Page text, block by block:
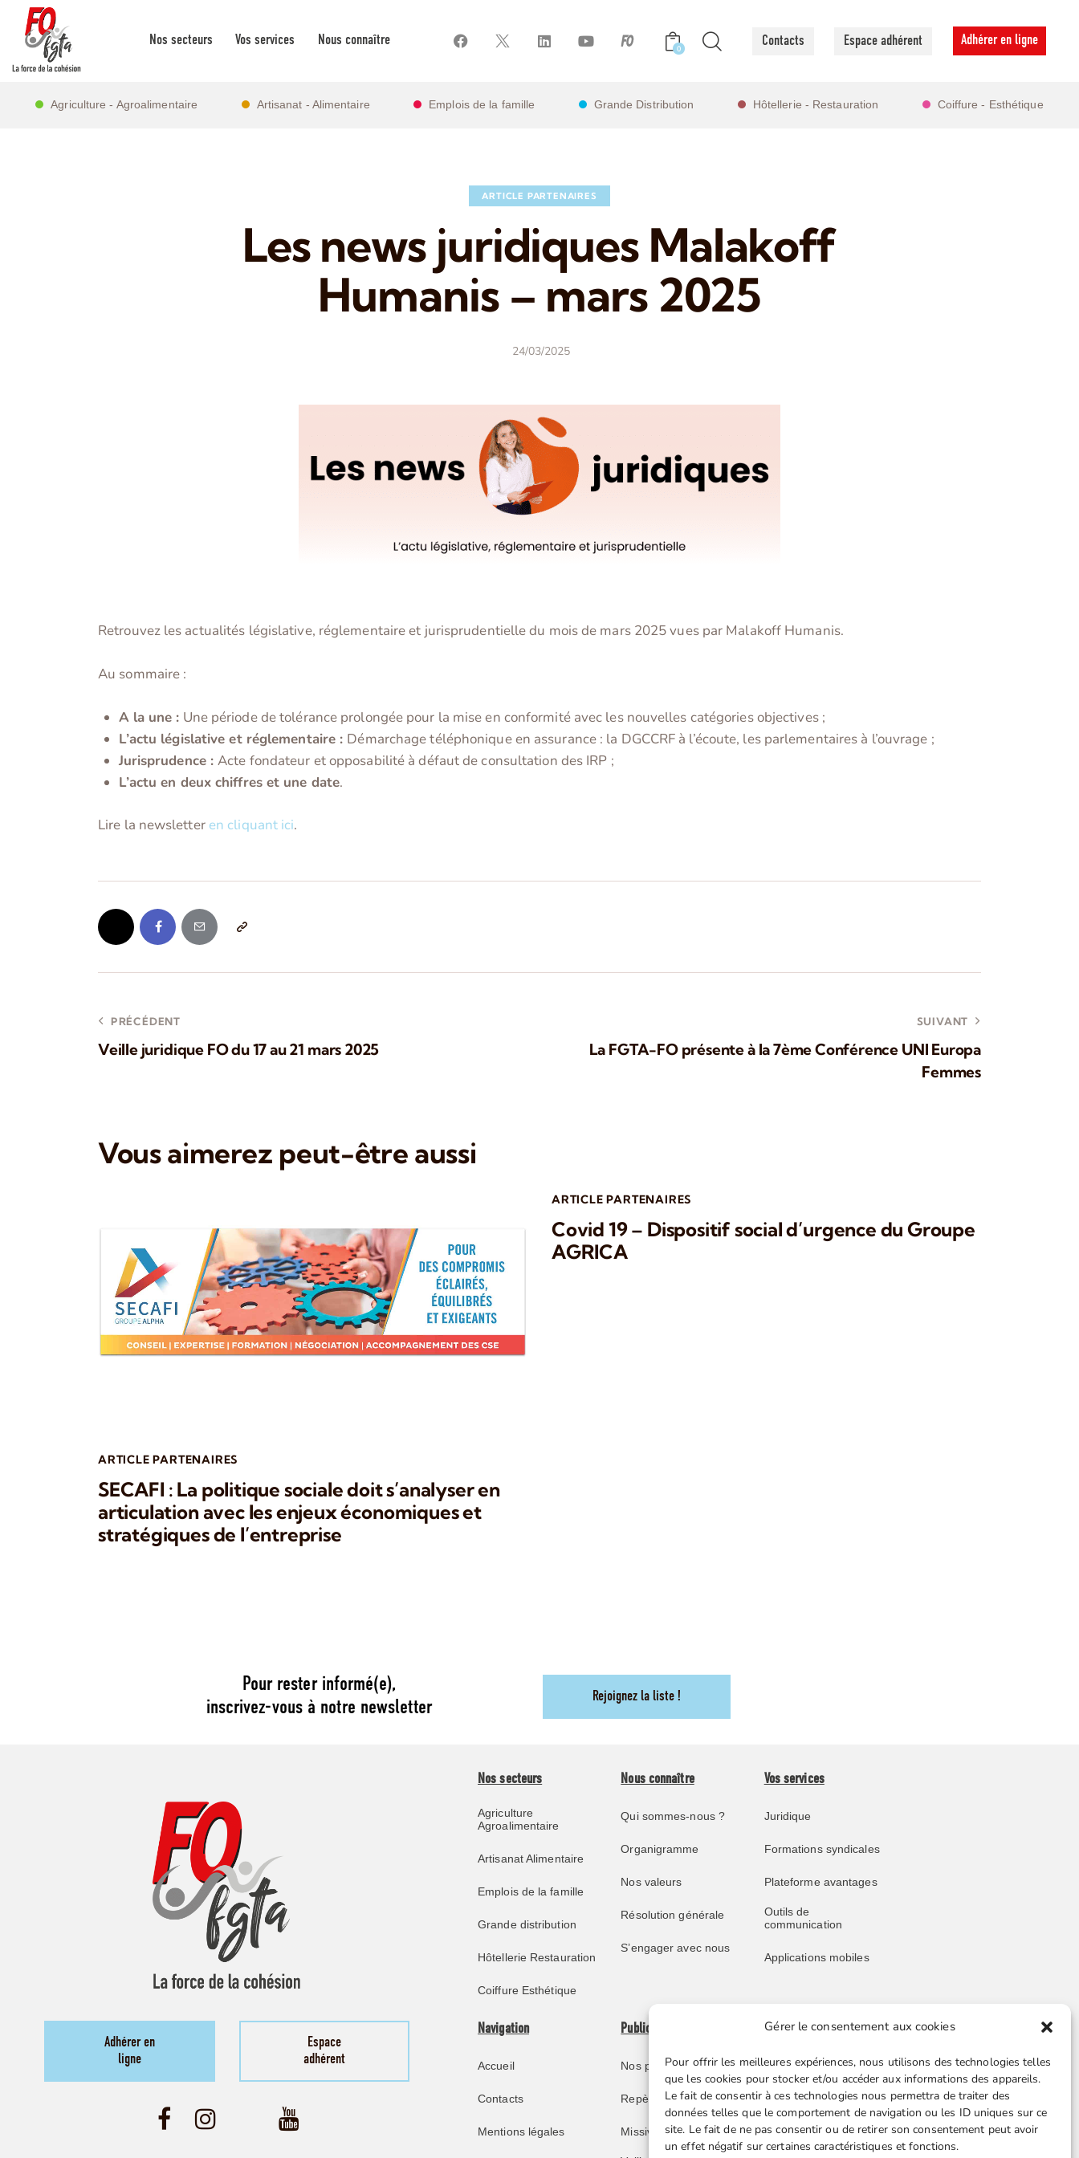
Gérer le consentement aux cookies
Pour offrir les meilleures expériences, nous utilisons des technologies telles
que les cookies pour stocker et/ou accéder aux informations des appareils.
Le fait de consentir à ces technologies nous permettra de traiter des
données telles que le comportement de navigation ou les ID uniques sur ce
site. Le fait de ne pas consentir ou de retirer son consentement peut avoir
un effet négatif sur certaines caractéristiques et fonctions.
Nos secteurs Vos services Nous connaître
0 Contacts Espace adhérent Adhérer en ligne
Agriculture - Agroalimentaire Artisanat - Alimentaire Emplois de la famille Grande Distribution Hôtellerie - Restauration Coiffure - Esthétique
ARTICLE PARTENAIRES
Les news juridiques Malakoff
Humanis – mars 2025
24/03/2025
Retrouvez les actualités législative, réglementaire et jurisprudentielle du mois de mars 2025 vues par Malakoff Humanis.
Au sommaire :
A la une : Une période de tolérance prolongée pour la mise en conformité avec les nouvelles catégories objectives ;
L’actu législative et réglementaire : Démarchage téléphonique en assurance : la DGCCRF à l’écoute, les parlementaires à l’ouvrage ;
Jurisprudence :Acte fondateur et opposabilité à défaut de consultation des IRP ;
L’actu en deux chiffres et une date.
Lire la newsletter en cliquant ici.
PRÉCÉDENT
Veille juridique FO du 17 au 21 mars 2025
SUIVANT
La FGTA-FO présente à la 7ème Conférence UNI Europa
Femmes
Vous aimerez peut-être aussi
ARTICLE PARTENAIRES
SECAFI : La politique sociale doit s’analyser en
articulation avec les enjeux économiques et
stratégiques de l’entreprise
ARTICLE PARTENAIRES
Covid 19 – Dispositif social d’urgence du Groupe
AGRICA
Pour rester informé(e),
inscrivez-vous à notre newsletter
Rejoignez la liste !
Adhérer en
ligne
Espace
adhérent
Nos secteurs
Agriculture
Agroalimentaire
Artisanat Alimentaire
Emplois de la famille
Grande distribution
Hôtellerie Restauration
Coiffure Esthétique
Nous connaître
Qui sommes-nous ?
Organigramme
Nos valeurs
Résolution générale
S’engager avec nous
Vos services
Juridique
Formations syndicales
Plateforme avantages
Outils de
communication
Applications mobiles
Navigation
Accueil
Contacts
Mentions légales
Publications
Nos publications
Repère juridique
Missive retraités
Liens utiles
Boutique en ligne
Espace Presse
Nos partenaires